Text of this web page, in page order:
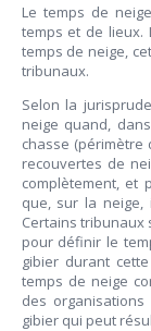
Le temps de
temps et de lieux.
temps de neige,
tribunaux.
Selon la
neige quand,
chasse (périmètre
recouvertes de
complètement, et
que, sur la
Certains
pour définir le
gibier durant
temps de neige
des
gibier qui peut